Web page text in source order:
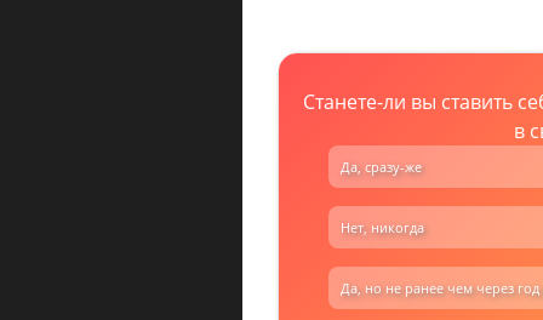
Станете-ли вы ставить
в
Да, сразу-же
Нет, никогда
Да, но не ранее чем через